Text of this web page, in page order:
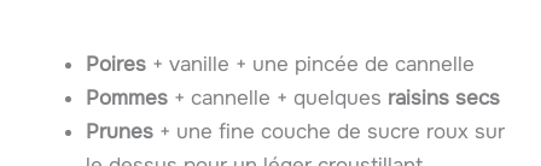
Poires + vanille + une pincée de cannelle
Pommes + cannelle + quelques raisins secs
Prunes + une fine couche de sucre roux sur